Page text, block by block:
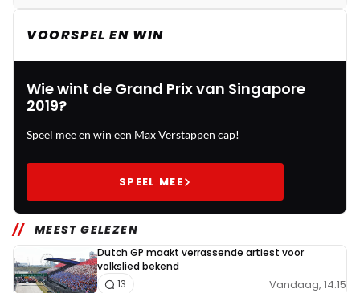
VOORSPEL EN WIN
Wie wint de Grand Prix van Singapore
2019?
Speel mee en win een Max Verstappen cap!
SPEEL MEE
MEEST GELEZEN
Dutch GP maakt verrassende artiest voor
volkslied bekend
Vandaag, 14:15
13